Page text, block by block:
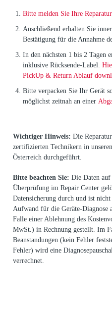
Bitte melden Sie Ihre Reparatur
Anschließend erhalten Sie
Bestätigung für die Annahme
In den nächsten 1 bis 2 Tagen
inklusive Rücksende-Label.
PickUp & Return Ablauf
Bitte verpacken Sie Ihr Gerät
möglichst zeitnah an einer
Wichtiger Hinweis:Die
zertifizierten Technikern in
Österreich durchgeführt.
Bitte beachten Sie: Die Daten
Überprüfung im Repair Center
Datensicherung durch und ist
Aufwand für die Geräte-Diagnose
Falle einer Ablehnung des
MwSt.) in Rechnung gestellt. Im
Beanstandungen (kein Fehler
Fehler) wird eine
verrechnet.